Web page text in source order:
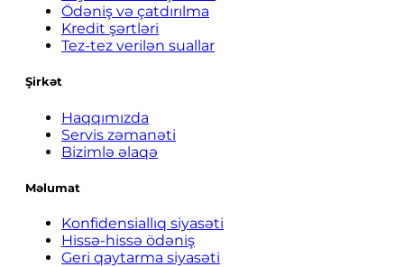
Ödəniş və çatdırılma
Kredit şərtləri
Tez-tez verilən suallar
Şirkət
Haqqımızda
Servis zəmanəti
Bizimlə əlaqə
Məlumat
Konfidensiallıq siyasəti
Hissə-hissə ödəniş
Geri qaytarma siyasəti